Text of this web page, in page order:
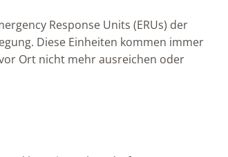
Response Units (ERUs) der
Diese Einheiten kommen immer
Ort nicht mehr ausreichen oder